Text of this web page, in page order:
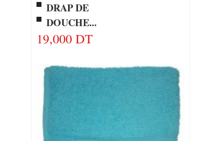
DRAP DE
DOUCHE...
19,000 DT